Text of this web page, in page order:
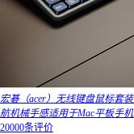
宏碁（acer）无线键盘鼠标套
航机械手感适用于Mac平板手
20000条评价